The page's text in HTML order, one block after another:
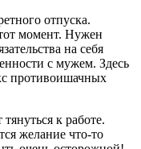
отпуска.
момент. Нужен
на себя
с мужем. Здесь
противоишачных
к работе.
желание что-то